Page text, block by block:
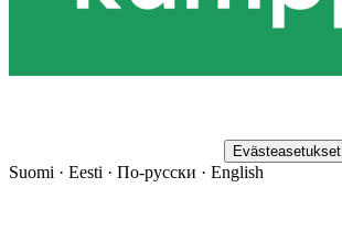
Evästeasetukset
Suomi · Eesti · По-русски · English